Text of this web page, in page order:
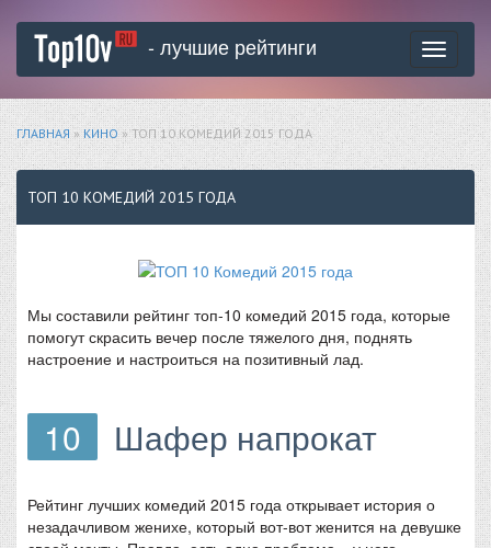
Toggle
- лучшие рейтинги
ГЛАВНАЯ »КИНО» ТОП 10 КОМЕДИЙ 2015 ГОДА
ТОП 10 КОМЕДИЙ 2015 ГОДА
Мы составили рейтинг топ-10 комедий 2015 года, которые
помогут скрасить вечер после тяжелого дня, поднять
настроение и настроиться на позитивный лад.
10 Шафер напрокат
Рейтинг лучших комедий 2015 года открывает история о
незадачливом женихе, который вот-вот женится на девушке